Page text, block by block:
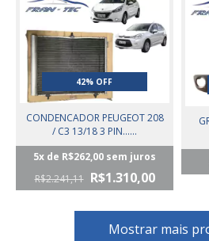
42% OFF
CONDENCADOR PEUGEOT 208
/ C3 13/18 3 PIN......
5x de R$262,00 sem juros
R$2.241,11 R$1.310,00
Mostrar mais